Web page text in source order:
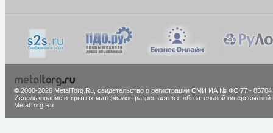
© 2000-2026 MetalTorg.Ru, cвидетельство о регистрации СМИ ИА № ФС 77 - 85704
Использование открытых материалов разрешается с обязательной гиперссылкой
MetalTorg.Ru